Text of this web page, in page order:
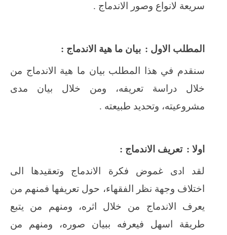
سريعة لانواع وصور الاندماج .
المطلب الاول : بيان ما هية الاندماج :
سنقدم في هذا المطلب بيان ما هية الاندماج من
خلال دراسة تعريفه، ومن خلال بيان مدى
مشروعيته، وتحديد طبيعته .
اولا : تعريف الاندماج :
لقد ادى غموض فكرة الاندماج وتعقيدها الى
اختلاف وجهة نظر الفقهاء، حول تعريفها فمنهم من
يعرف الاندماج من خلال اثره، ومنهم من يتبع
طريقة اسهل فيعرفه ببيان صوره، ومنهم من